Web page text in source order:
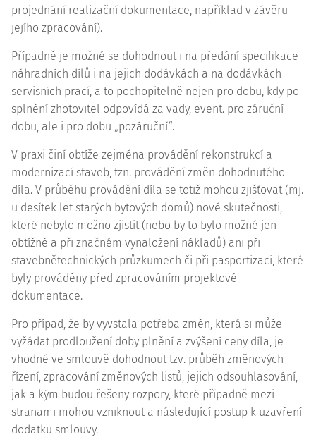
projednání realizační dokumentace, například v závěru
jejího zpracování).
Případně je možné se dohodnout i na předání specifikace
náhradních dílů i na jejich dodávkách a na dodávkách
servisních prací, a to pochopitelně nejen pro dobu, kdy po
splnění zhotovitel odpovídá za vady, event. pro záruční
dobu, ale i pro dobu „pozáruční“.
V praxi činí obtíže zejména provádění rekonstrukcí a
modernizací staveb, tzn. provádění změn dohodnutého
díla. V průběhu provádění díla se totiž mohou zjišťovat (mj.
u desítek let starých bytových domů) nové skutečnosti,
které nebylo možno zjistit (nebo by to bylo možné jen
obtížně a při značném vynaložení nákladů) ani při
stavebnětechnických průzkumech či při pasportizaci, které
byly prováděny před zpracováním projektové
dokumentace.
Pro případ, že by vyvstala potřeba změn, která si může
vyžádat prodloužení doby plnění a zvýšení ceny díla, je
vhodné ve smlouvě dohodnout tzv. průběh změnových
řízení, zpracování změnových listů, jejich odsouhlasování,
jak a kým budou řešeny rozpory, které případně mezi
stranami mohou vzniknout a následující postup k uzavření
dodatku smlouvy.